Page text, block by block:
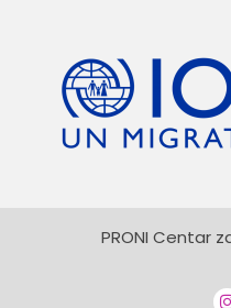
PRONI Centar